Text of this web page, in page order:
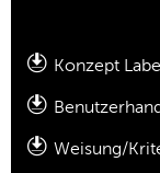
Konzept
Weisung/